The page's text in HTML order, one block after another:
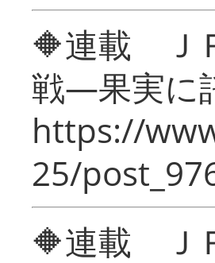
🔶連載 Ｊ
戦―果実に
https://
25/
🔶連載 Ｊ